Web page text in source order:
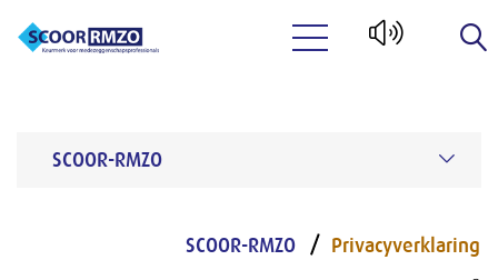
SCOOR-RMZO
SCOOR-RMZO Privacyverklaring